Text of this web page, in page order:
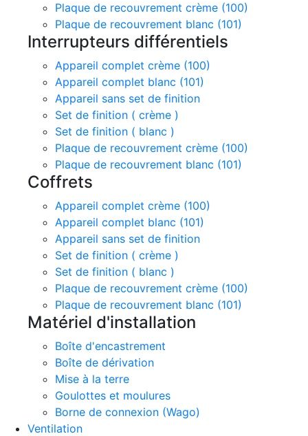
Plaque de recouvrement crème (100)
Plaque de recouvrement blanc (101)
Interrupteurs différentiels
Appareil complet crème (100)
Appareil complet blanc (101)
Appareil sans set de finition
Set de finition ( crème )
Set de finition ( blanc )
Plaque de recouvrement crème (100)
Plaque de recouvrement blanc (101)
Coffrets
Appareil complet crème (100)
Appareil complet blanc (101)
Appareil sans set de finition
Set de finition ( crème )
Set de finition ( blanc )
Plaque de recouvrement crème (100)
Plaque de recouvrement blanc (101)
Matériel d'installation
Boîte d'encastrement
Boîte de dérivation
Mise à la terre
Goulottes et moulures
Borne de connexion (Wago)
Ventilation